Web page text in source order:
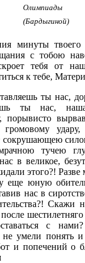
Олимпиады
(Бардыгиной)
минуты
с тобою
тебя от
к тебе,
ты нас,
ты нас,
порывисто
удару,
тучею
в великое,
этого?!
еще юную
нас в
с
не умели понять
и попечений о